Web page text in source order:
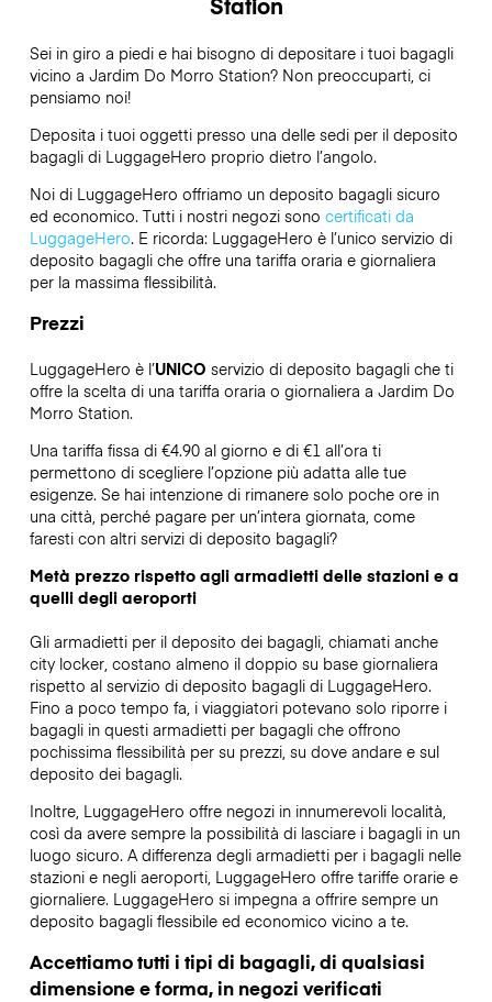
Sei in giro a piedi e hai bisogno di depositare i tuoi bagagli
vicino a Jardim Do Morro Station? Non preoccuparti, ci
pensiamo noi!
Deposita i tuoi oggetti presso una delle sedi per il deposito
bagagli di LuggageHero proprio dietro l’angolo.
Noi di LuggageHero offriamo un deposito bagagli sicuro
ed economico. Tutti i nostri negozi sono certificati da
LuggageHero. E ricorda: LuggageHero è l’unico servizio di
deposito bagagli che offre una tariffa oraria e giornaliera
per la massima flessibilità.
Prezzi
LuggageHero è l’UNICO servizio di deposito bagagli che ti
offre la scelta di una tariffa oraria o giornaliera a Jardim Do
Morro Station.
Una tariffa fissa di €4.90 al giorno e di €1 all’ora ti
permettono di scegliere l’opzione più adatta alle tue
esigenze. Se hai intenzione di rimanere solo poche ore in
una città, perché pagare per un’intera giornata, come
faresti con altri servizi di deposito bagagli?
Metà prezzo rispetto agli armadietti delle stazioni e a
quelli degli aeroporti
Gli armadietti per il deposito dei bagagli, chiamati anche
city locker, costano almeno il doppio su base giornaliera
rispetto al servizio di deposito bagagli di LuggageHero.
Fino a poco tempo fa, i viaggiatori potevano solo riporre i
bagagli in questi armadietti per bagagli che offrono
pochissima flessibilità per su prezzi, su dove andare e sul
deposito dei bagagli.
Inoltre, LuggageHero offre negozi in innumerevoli località,
così da avere sempre la possibilità di lasciare i bagagli in un
luogo sicuro. A differenza degli armadietti per i bagagli nelle
stazioni e negli aeroporti, LuggageHero offre tariffe orarie e
giornaliere. LuggageHero si impegna a offrire sempre un
deposito bagagli flessibile ed economico vicino a te.
Accettiamo tutti i tipi di bagagli, di qualsiasi
dimensione e forma, in negozi verificati